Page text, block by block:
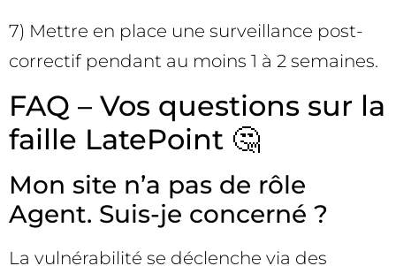
7) Mettre en place une surveillance post-
correctif pendant au moins 1 à 2 semaines.
FAQ – Vos questions sur la
faille LatePoint 🤔
Mon site n’a pas de rôle
Agent. Suis-je concerné ?
La vulnérabilité se déclenche via des